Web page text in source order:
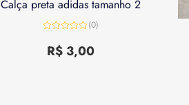
Calça preta adidas tamanho 2
de
(0)
R$3,00